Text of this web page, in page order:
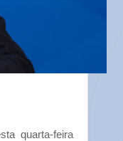
quarta-feira